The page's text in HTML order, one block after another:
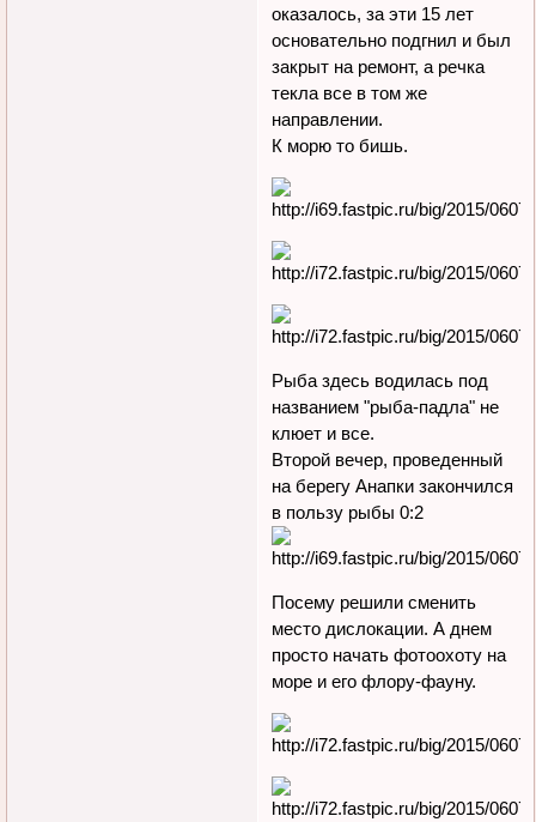
оказалось, за эти 15 лет
основательно подгнил и был
закрыт на ремонт, а речка
текла все в том же
направлении.
К морю то бишь.
Рыба здесь водилась под
названием "рыба-падла" не
клюет и все.
Второй вечер, проведенный
на берегу Анапки закончился
в пользу рыбы 0:2
Посему решили сменить
место дислокации. А днем
просто начать фотоохоту на
море и его флору-фауну.